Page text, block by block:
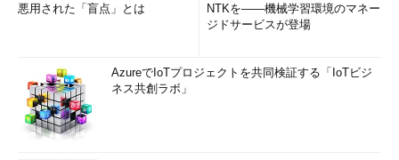
悪用された「盲点」とは
NTKを――機械学習環境のマネー
ジドサービスが登場
AzureでIoTプロジェクトを共同検証する「IoTビジ
ネス共創ラボ」